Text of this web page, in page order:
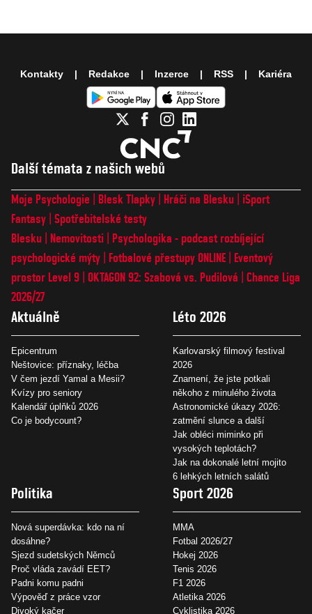
Další témata z našich webů
Moje Psychologie Blesk Tlapky Hráči na Blesku
iSport
Fantasy Spotřebitelské testy
Blesku
Nemovitosti
Psychologika - podcast rozbíjející
psychologické mýty
Fotbalové přestupy ONLINE
Eventový
prostor Level 9 OKTAGON 92: Szabová vs. Pudilová
Chance Liga
2026/27
Aktuálně
Epicentrum
Neštovice: příznaky, léčba
V čem jezdí Yamal a Mesii?
Kvízy pro seniory
Kalendář úplňků 2026
Co je bodycount?
Léto 2026
Karlovarský filmový festival
2026
Znamení, že jste potkali
někoho z minulého života
Astronomické úkazy 2026:
zatmění slunce a další
Jak obléci miminko při
vysokých teplotách?
Jak na dokonalé letní mojito
6 lehkých letních salátů
Politika
Nová superdávka: kdo na ní
dosáhne?
Sjezd sudetských Němců
Proč vláda zavádí EET?
Padni komu padni
Výpověď z práce vzor
Divoký kačer
Sport 2026
MMA
Fotbal 2026/27
Hokej 2026
Tenis 2026
F1 2026
Atletika 2026
Cyklistika 2026
Kontakty Redakce Inzerce RSS Kariéra